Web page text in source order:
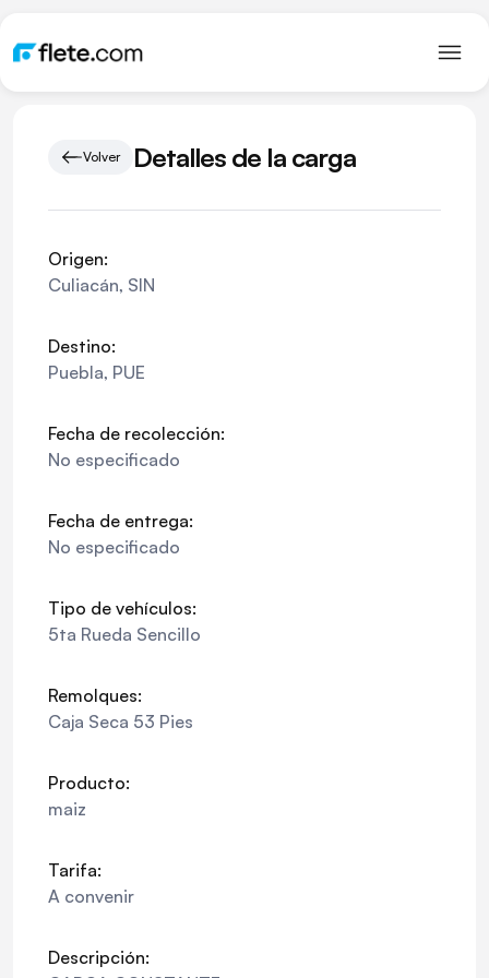
Volver Detalles de la carga
Origen:
Culiacán, SIN
Destino:
Puebla, PUE
Fecha de recolección:
No especificado
Fecha de entrega:
No especificado
Tipo de vehículos:
5ta Rueda Sencillo
Remolques:
Caja Seca 53 Pies
Producto:
maiz
Tarifa:
A convenir
Descripción: